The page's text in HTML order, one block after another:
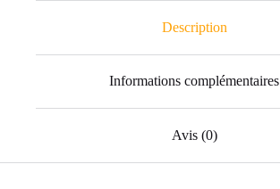
Description
Informations complémentaires
Avis (0)